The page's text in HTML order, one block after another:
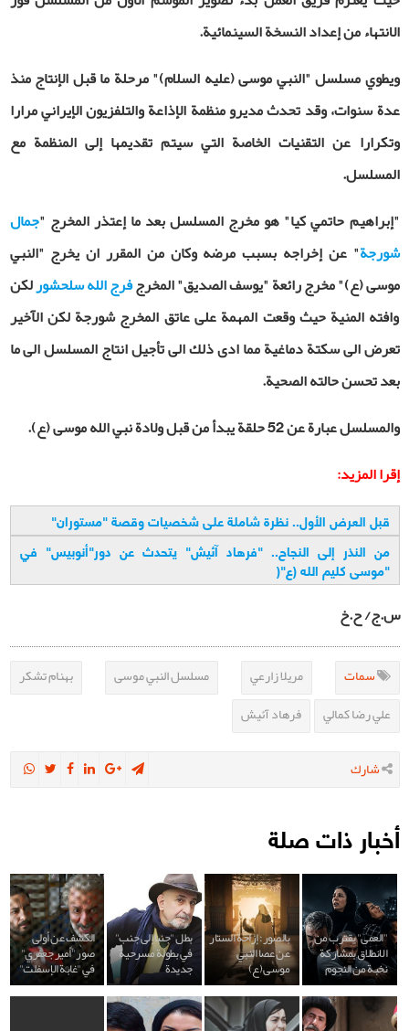
الانتهاء من إعداد النسخة السينمائية.
ويطوي مسلسل "النبي موسى (عليه السلام)" مرحلة ما قبل الإنتاج منذ
عدة سنوات، وقد تحدث مديرو منظمة الإذاعة والتلفزيون الإيراني مرارا
وتكرارا عن التقنيات الخاصة التي سيتم تقديمها إلى المنظمة مع
المسلسل.
"إبراهيم حاتمي كيا" هو مخرج المسلسل بعد ما إعتذر المخرج "جمال
شورجة" عن إخراجه بسبب مرضه وكان من المقرر ان يخرج "النبي
موسى (ع)" مخرج رائعة "يوسف الصديق" المخرجفرج الله سلحشورلكن
وافته المنية حيث وقعت المهمة على عاتق المخرج شورجة لكن الآخير
تعرض الى سكتة دماغية مما ادى ذلك الى تأجيل انتاج المسلسل الى ما
بعد تحسن حالته الصحية.
والمسلسل عبارة عن 52 حلقة يبدأ من قبل ولادة نبي الله موسى (ع).
إقرا المزيد:
قبل العرض الأول.. نظرة شاملة على شخصيات وقصة "مستوران"
من النذر إلى النجاح.. "فرهاد آئیش" يتحدث عن دور"أنوبيس" في
"موسى كليم الله (ع)"
س.ج/ ح.خ
سمات مريلا زارعي مسلسل النبي موسى
بهنام تشكر
علي رضا كمالي
فرهاد آئيش
شارك
أخبار ذات صلة
"العمى" يقترب من
الانطلاق بمشاركة
نخبة من النجوم
بالصور: إزاحة الستار
عن عصا النبي
موسى (ع)
بطل "جنبا إلى جنب"
في بطولة مسرحية
جديدة
الكشف عن أولى
صور "أمير جعفري"
في "غابة الإسفلت"